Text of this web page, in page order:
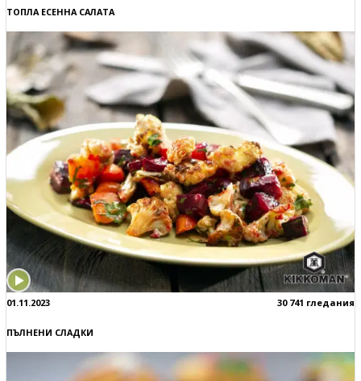
ТОПЛА ЕСЕННА САЛАТА
01.11.2023 30 741 гледания
ПЪЛНЕНИ СЛАДКИ